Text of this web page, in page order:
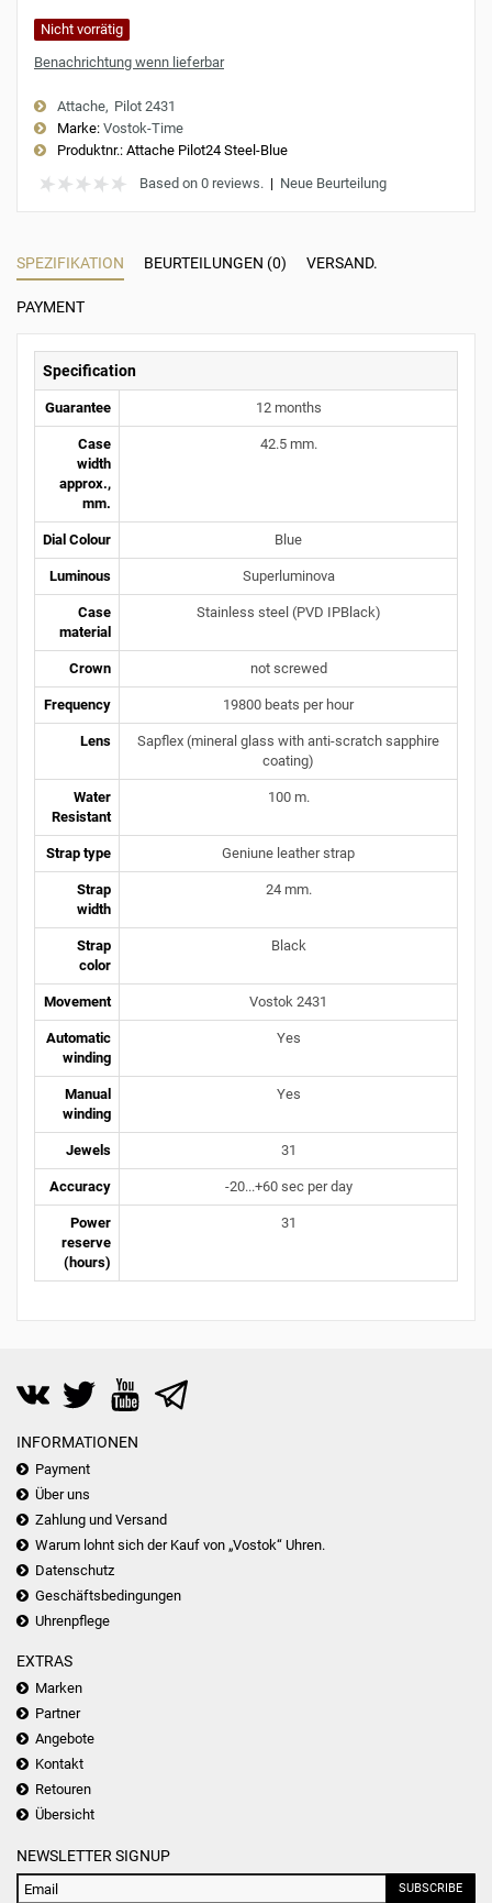
Nicht vorrätig
Benachrichtung wenn lieferbar
Attache Pilot 2431
Marke: Vostok-Time
Produktnr.: Attache Pilot24 Steel-Blue
Based on 0 reviews. | Neue Beurteilung
SPEZIFIKATION BEURTEILUNGEN (0) VERSAND.
PAYMENT
Specification
Guarantee 12 months
Case
width
approx.,
mm.
42.5 mm.
Dial Colour Blue
Luminous Superluminova
Case
material
Stainless steel (PVD IPBlack)
Crown not screwed
Frequency 19800 beats per hour
Lens
Sapflex (mineral glass with anti-scratch sapphire
coating)
Water
Resistant
100 m.
Strap type Geniune leather strap
Strap
width
24 mm.
Strap
color
Black
Movement Vostok 2431
Automatic
winding
Yes
Manual
winding
Yes
Jewels 31
Accuracy -20...+60 sec per day
Power
reserve
(hours)
31
INFORMATIONEN
Payment
Über uns
Zahlung und Versand
Warum lohnt sich der Kauf von „Vostok“ Uhren.
Datenschutz
Geschäftsbedingungen
Uhrenpflege
EXTRAS
Marken
Partner
Angebote
Kontakt
Retouren
Übersicht
NEWSLETTER SIGNUP
SUBSCRIBE